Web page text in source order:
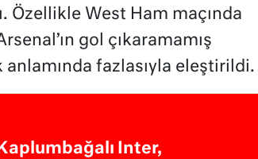
Özellikle West Ham maçında
gol çıkaramamış
fazlasıyla eleştirildi.
Inter,